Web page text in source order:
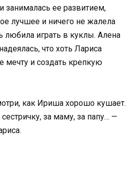
занималась ее развитием,
лучшее и ничего не жалела
любила играть в куклы. Алена
что хоть Лариса
мечту и создать крепкую
как Ириша хорошо кушает.
за маму, за папу… —